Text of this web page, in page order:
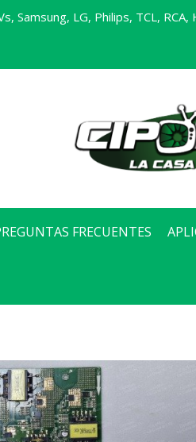
Samsung, LG, Philips, TCL,
FRECUENTES